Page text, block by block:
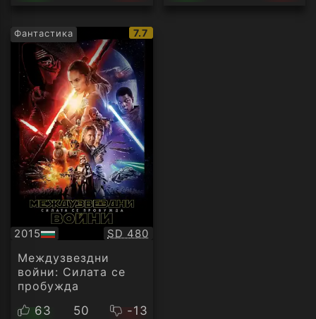
Фантастика
IMDb
рейтинг:
7.7
2015
БГ
аудио
Качество:
SD 480
Междузвездни
войни: Силата се
пробужда
63
50 -13